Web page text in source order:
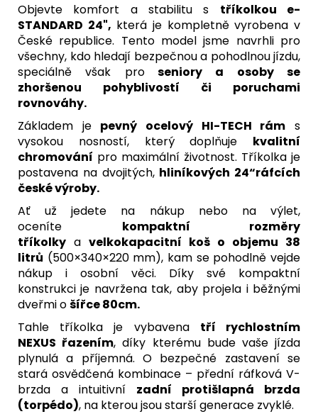
Objevte komfort a stabilitu s tříkolkou e-
STANDARD 24", která je kompletně vyrobena v
České republice. Tento model jsme navrhli pro
všechny, kdo hledají bezpečnou a pohodlnou jízdu,
speciálně však proseniory a osoby se
zhoršenou pohyblivostí či poruchami
rovnováhy.
Základem je pevný ocelový HI-TECH rám s
vysokou nosností, který doplňuje kvalitní
chromování pro maximální životnost. Tříkolka je
postavena na dvojitých, hliníkových 24“ráfcích
české výroby.
Ať už jedete na nákup nebo na výlet,
oceníte kompaktní rozměry
tříkolky a velkokapacitní koš o objemu 38
litrů (500×340×220 mm), kam se pohodlně vejde
nákup i osobní věci. Díky své kompaktní
konstrukci je navržena tak, aby projela i běžnými
dveřmi ošířce 80cm.
Tahle tříkolka je vybavena tří rychlostním
NEXUS řazením, díky kterému bude vaše jízda
plynulá a příjemná. O bezpečné zastavení se
stará osvědčená kombinace – přední ráfková V-
brzda a intuitivní zadní protišlapná brzda
(torpédo), na kterou jsou starší generace zvyklé.